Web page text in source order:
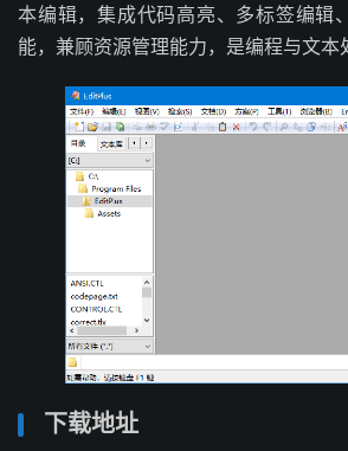
本编辑，集成代码高亮、多标签编辑
能，兼顾资源管理能力，是编程与文本
下载地址